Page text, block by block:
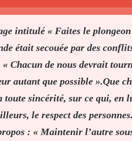
intitulé « Faites le
était secouée par des
Chacun de nous devrait
autant que possible ».Que
toute sincérité, sur ce qui, en
le respect des
: « Maintenir l’autre